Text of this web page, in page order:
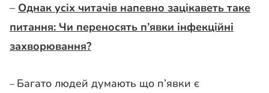
– Однак усіх читачів напевно зацікаветь таке
питання: Чи переносять п’явки інфекційні
захворювання?
– Багато людей думають що п’явки є